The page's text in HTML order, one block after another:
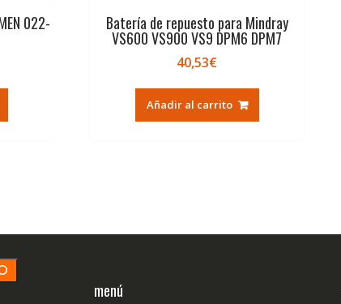
022- Batería de repuesto para Mindray
VS600 VS900 VS9 DPM6 DPM7
40,53€
Añadir al carrito
menú